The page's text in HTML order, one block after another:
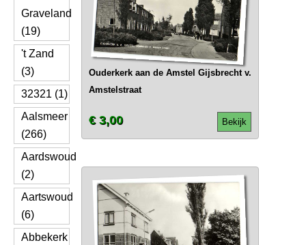
Graveland
(19)
't Zand
(3)
32321 (1)
Aalsmeer
(266)
Aardswoud
(2)
Aartswoud
(6)
Abbekerk
Ouderkerk aan de Amstel Gijsbrecht v.
Amstelstraat
Bekijk
€ 3,00